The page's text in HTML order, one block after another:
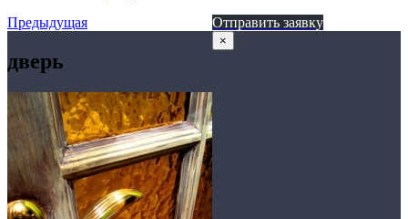
Предыдущая
дверь
Отправить заявку
×